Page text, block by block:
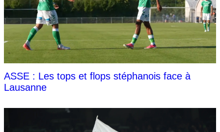
ASSE : Les tops et flops stéphanois face à
Lausanne